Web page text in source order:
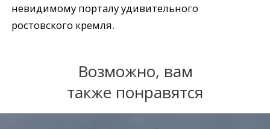
невидимому порталу удивительного
ростовского кремля.
Возможно, вам
также понравятся